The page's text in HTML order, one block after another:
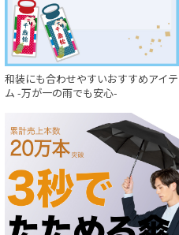
和装にも合わせやすいおすすめアイテ
ム -万が一の雨でも安心-